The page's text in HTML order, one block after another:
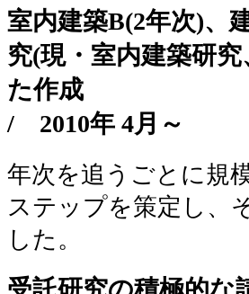
室内建築B(2年次)、
究(現・室内建築研
た作成
/ 2010年 4月～
年次を追うごとに規
ステップを策定し、
した。